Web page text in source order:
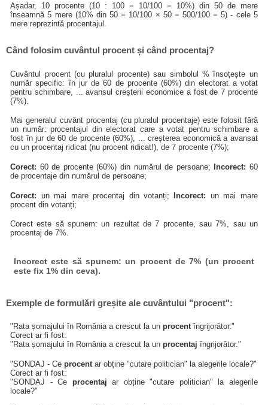
Așadar, 10 procente (10 : 100 = 10/100 = 10%) din 50 de mere
înseamnă 5 mere (10% din 50 = 10/100 × 50 = 500/100 = 5) - cele 5
mere reprezintă procentajul.
Când folosim cuvântul procent și când procentaj?
Cuvântul procent (cu pluralul procente) sau simbolul % însoțește un
număr specific: în jur de 60 de procente (60%) din electorat a votat
pentru schimbare, ... avansul creșterii economice a fost de 7 procente
(7%).
Mai generalul cuvânt procentaj (cu pluralul procentaje) este folosit fără
un număr: procentajul din electorat care a votat pentru schimbare a
fost în jur de 60 de procente (60%), ... creșterea economică a avansat
cu un procentaj ridicat (nu procent ridicat!), de 7 procente (7%);
Corect: 60 de procente (60%) din numărul de persoane; Incorect: 60
de procentaje din numărul de persoane;
Corect: un mai mare procentaj din votanți;Incorect: un mai mare
procent din votanți;
Corect este să spunem: un rezultat de 7 procente, sau 7%, sau un
procentaj de 7%.
Incorect este să spunem: un procent de 7% (un procent
este fix 1% din ceva).
Exemple de formulări greșite ale cuvântului "procent":
"Rata șomajului în România a crescut la unprocentîngrijorător."
Corect ar fi fost:
"Rata șomajului în România a crescut la unprocentaj îngrijorător."
"SONDAJ - Ceprocent ar obține "cutare politician" la alegerile locale?"
Corect ar fi fost:
"SONDAJ - Ce procentaj ar obține "cutare politician" la alegerile
locale?"